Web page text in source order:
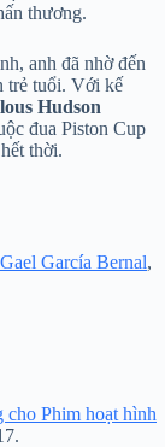
thương.
anh đã nhờ đến
trẻ tuổi. Với kế
Hudson
đua Piston Cup
thời.
Gael García Bernal,
cho Phim hoạt hình